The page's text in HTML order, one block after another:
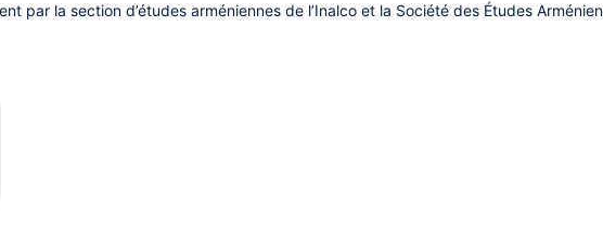
par la section d’études arméniennes de l’Inalco et la Société des Études